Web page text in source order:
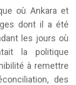
où Ankara et
dont il a été
les jours où
la politique
à remettre
des